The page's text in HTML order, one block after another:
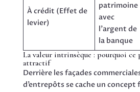
À crédit (Effet de
levier)
patrimoine
avec
l’argent de
la banque
La valeur intrinsèque : pourquoi ce
attractif
Derrière les façades
d’entrepôts se cache un